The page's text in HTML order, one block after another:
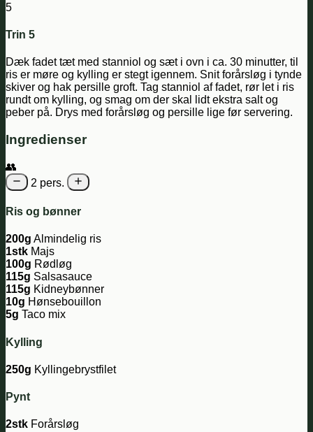
5
Trin 5
Dæk fadet tæt med stanniol og sæt i ovn i ca. 30 minutter, til
ris er møre og kylling er stegt igennem. Snit forårsløg i tynde
skiver og hak persille groft. Tag stanniol af fadet, rør let i ris
rundt om kylling, og smag om der skal lidt ekstra salt og
peber på. Drys med forårsløg og persille lige før servering.
Ingredienser
👥
2 pers.
Ris og bønner
200g Almindelig ris
1stk Majs
100g Rødløg
115g Salsasauce
115g Kidneybønner
10g Hønsebouillon
5g Taco mix
Kylling
250g Kyllingebrystfilet
Pynt
2stk Forårsløg